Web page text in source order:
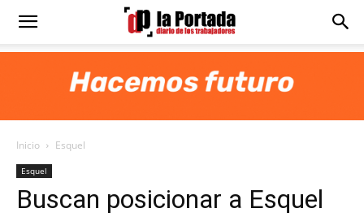
Diario
Portada
Inicio Esquel
Esquel
Buscan posicionar a Esquel